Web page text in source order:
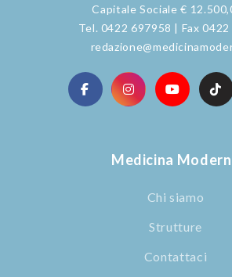
Capitale Sociale €
Tel. 0422 697958 | Fax
Medicina
Chi siamo
Strutture
Contattaci